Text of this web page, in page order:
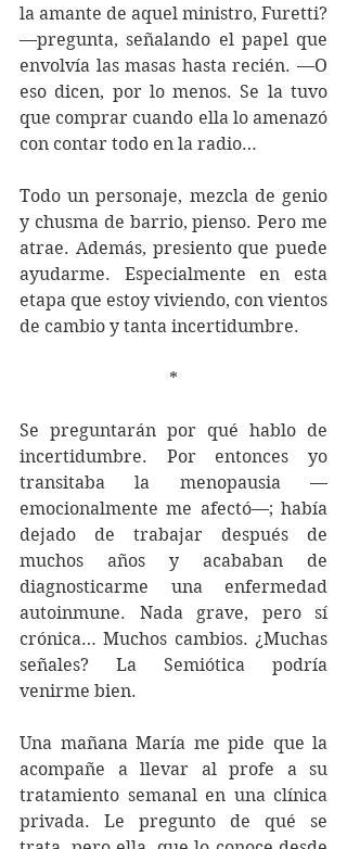
la amante de aquel ministro, Furetti?
—pregunta, señalando el papel que
envolvía las masas hasta recién. —O
eso dicen, por lo menos. Se la tuvo
que comprar cuando ella lo amenazó
con contar todo en la radio…
Todo un personaje, mezcla de genio
y chusma de barrio, pienso. Pero me
atrae. Además, presiento que puede
ayudarme. Especialmente en esta
etapa que estoy viviendo, con vientos
de cambio y tanta incertidumbre.
*
Se preguntarán por qué hablo de
incertidumbre. Por entonces yo
transitaba la menopausia —
emocionalmente me afectó—; había
dejado de trabajar después de
muchos años y acababan de
diagnosticarme una enfermedad
autoinmune. Nada grave, pero sí
crónica… Muchos cambios. ¿Muchas
señales? La Semiótica podría
venirme bien.
Una mañana María me pide que la
acompañe a llevar al profe a su
tratamiento semanal en una clínica
privada. Le pregunto de qué se